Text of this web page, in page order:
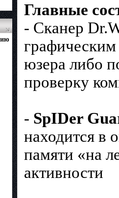
Главные
- Сканер
графическим
юзера либо
проверку
- SpIDer
находится в
памяти «на
активности